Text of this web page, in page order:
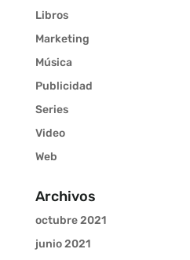
Libros
Marketing
Música
Publicidad
Series
Video
Web
Archivos
octubre 2021
junio 2021